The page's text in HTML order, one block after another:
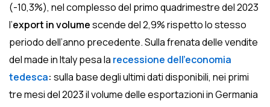
(-10,3%), nel complesso del primo quadrimestre del 2023
l’export in volumescende del 2,9% rispetto lo stesso
periodo dell’anno precedente. Sulla frenata delle vendite
del made in Italy pesa la recessione dell’economia
tedesca: sulla base degli ultimi dati disponibili, nei primi
tre mesi del 2023 il volume delle esportazioni in Germania